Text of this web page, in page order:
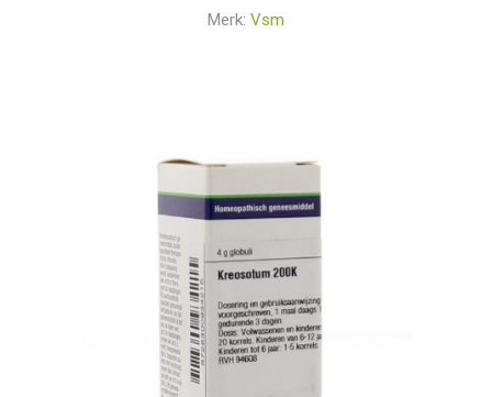
Merk: Vsm